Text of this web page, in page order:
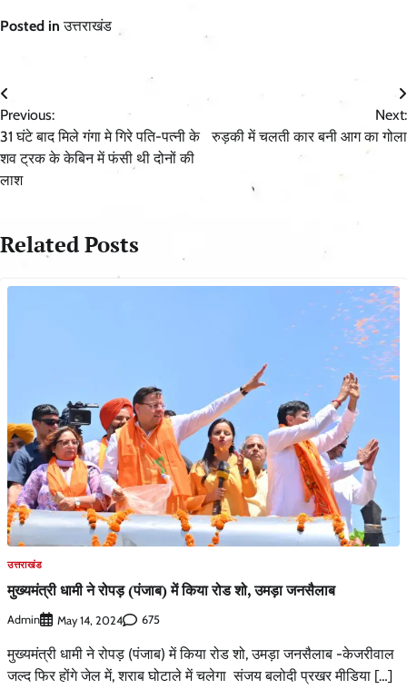
Posted inउत्तराखंड
Post
navigation
Previous:
31 घंटे बाद मिले गंगा मे गिरे पति-पत्नी के
शव ट्रक के केबिन में फंसी थी दोनों की
लाश
Next:
रुड़की में चलती कार बनी आग का गोला
Related Posts
उत्तराखंड
मुख्यमंत्री धामी ने रोपड़ (पंजाब) में किया रोड शो, उमड़ा जनसैलाब
Admin May 14, 2024 675
मुख्यमंत्री धामी ने रोपड़ (पंजाब) में किया रोड शो, उमड़ा जनसैलाब -केजरीवाल
जल्द फिर होंगे जेल में, शराब घोटाले में चलेगा संजय बलोदी प्रखर मीडिया […]